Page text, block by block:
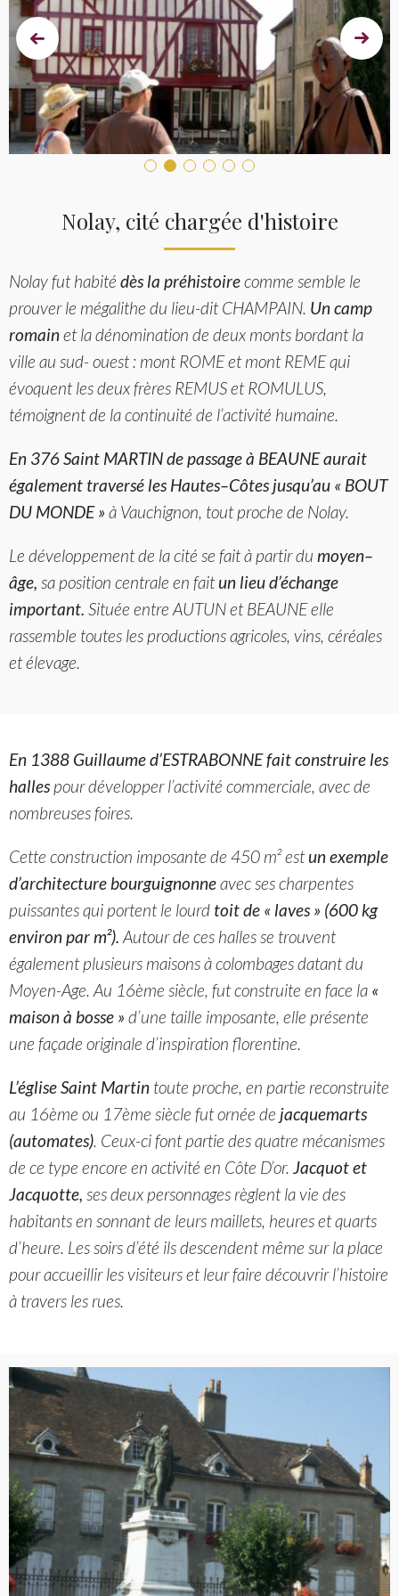
Nolay, cité chargée d'histoire
Nolay fut habité dès la préhistoirecomme semble le
prouver le mégalithe du lieu-dit CHAMPAIN. Un camp
romainet la dénomination de deux monts bordant la
ville au sud- ouest : mont ROME et mont REME qui
évoquent les deux frères REMUS et ROMULUS,
témoignent de la continuité de l’activité humaine.
En 376 Saint MARTIN de passage à BEAUNE aurait
également traversé les Hautes–Côtes jusqu’au « BOUT
DU MONDE » à Vauchignon, tout proche de Nolay.
Le développement de la cité se fait à partir du moyen–
âge, sa position centrale en faitun lieu d’échange
important. Située entre AUTUN et BEAUNE elle
rassemble toutes les productions agricoles, vins, céréales
et élevage.
Prev
Next
En 1388 Guillaume d’ESTRABONNE fait construire les
hallespour développer l’activité commerciale, avec de
nombreuses foires.
Cette construction imposante de 450 m² estun exemple
d’architecture bourguignonneavec ses charpentes
puissantes qui portent le lourd toit de « laves » (600 kg
environ par m²). Autour de ces halles se trouvent
également plusieurs maisons à colombages datant du
Moyen-Age. Au 16ème siècle, fut construite en face la «
maison à bosse » d’une taille imposante, elle présente
une façade originale d’inspiration florentine.
L’église Saint Martin toute proche, en partie reconstruite
au 16ème ou 17ème siècle fut ornée de jacquemarts
(automates). Ceux-ci font partie des quatre mécanismes
de ce type encore en activité en Côte D’or. Jacquot et
Jacquotte, ses deux personnages règlent la vie des
habitants en sonnant de leurs maillets, heures et quarts
d’heure. Les soirs d’été ils descendent même sur la place
pour accueillir les visiteurs et leur faire découvrir l’histoire
à travers les rues.